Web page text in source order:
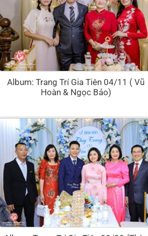
Album: Trang Trí Gia Tiên 04/11 ( Vũ
Hoàn & Ngọc Bảo)